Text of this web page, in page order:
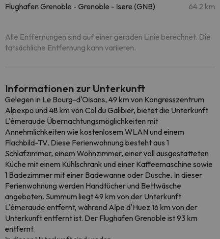
Flughafen Grenoble - Grenoble - Isere (GNB) 64.2 km
Alle Entfernungen sind auf einer geraden Linie berechnet. Die
tatsächliche Entfernung kann variieren.
Informationen zur Unterkunft
Gelegen in Le Bourg-dʼOisans, 49 km von Kongresszentrum
Alpexpo und 48 km von Col du Galibier, bietet die Unterkunft
L'émeraude Übernachtungsmöglichkeiten mit
Annehmlichkeiten wie kostenlosem WLAN und einem
Flachbild-TV. Diese Ferienwohnung besteht aus 1
Schlafzimmer, einem Wohnzimmer, einer voll ausgestatteten
Küche mit einem Kühlschrank und einer Kaffeemaschine sowie
1 Badezimmer mit einer Badewanne oder Dusche. In dieser
Ferienwohnung werden Handtücher und Bettwäsche
angeboten. Summum liegt 49 km von der Unterkunft
L'émeraude entfernt, während Alpe d'Huez 16 km von der
Unterkunft entfernt ist. Der Flughafen Grenoble ist 93 km
entfernt.